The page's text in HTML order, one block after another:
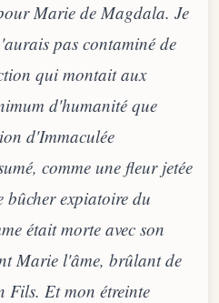
Marie de Magdala. Je
pas contaminé de
qui montait aux
d'humanité que
d'Immaculée
comme une fleur jetée
bûcher expiatoire du
était morte avec son
Marie l'âme, brûlant de
Fils. Et mon étreinte